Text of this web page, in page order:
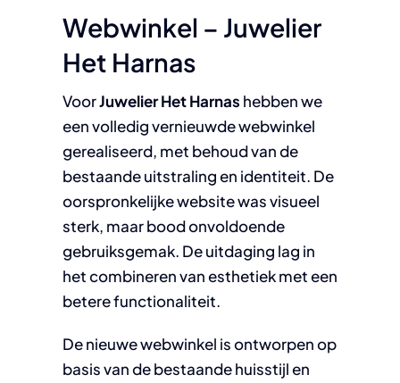
Webwinkel – Juwelier
Het Harnas
VoorJuwelier Het Harnas hebben we
een volledig vernieuwde webwinkel
gerealiseerd, met behoud van de
bestaande uitstraling en identiteit. De
oorspronkelijke website was visueel
sterk, maar bood onvoldoende
gebruiksgemak. De uitdaging lag in
het combineren van esthetiek met een
betere functionaliteit.
De nieuwe webwinkel is ontworpen op
basis van de bestaande huisstijl en